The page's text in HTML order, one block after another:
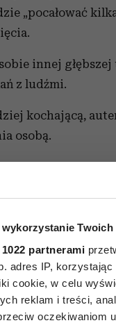
Twoich
partnerami
adres IP, korzystając
cookie, w celu
reklam i treści,
oczekiwaniom
„pocałować
innej
z ludźmi.
kochającą,
osobą.
wydarzy się
rozwój wydarzeń.